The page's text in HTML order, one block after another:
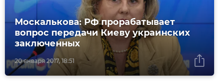
20 января 2017, 18:51
Москалькова: РФ прорабатывает
вопрос передачи Киеву украинских
заключенных